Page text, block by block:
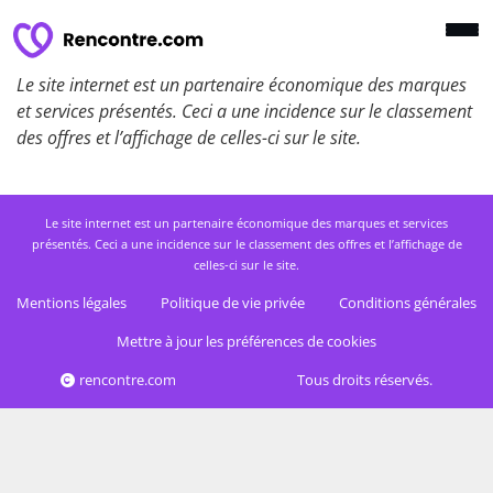
Le site internet est un partenaire économique des marques
et services présentés. Ceci a une incidence sur le classement
des offres et l’affichage de celles-ci sur le site.
Le site internet est un partenaire économique des marques et services
présentés. Ceci a une incidence sur le classement des offres et l’affichage de
celles-ci sur le site.
Mentions légales Politique de vie privée
Conditions générales
Mettre à jour les préférences de cookies
rencontre.com
Tous droits réservés.